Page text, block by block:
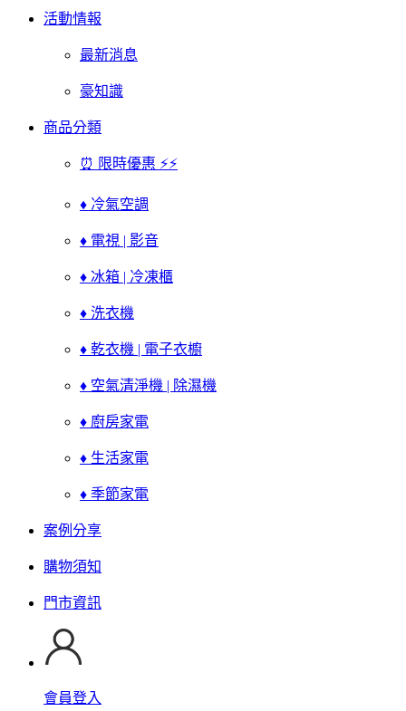
活動情報
最新消息
豪知識
商品分類
⏰ 限時優惠 ⚡⚡
♦ 冷氣空調
♦ 電視 | 影音
♦ 冰箱 | 冷凍櫃
♦ 洗衣機
♦ 乾衣機 | 電子衣櫥
♦ 空氣清淨機 | 除濕機
♦ 廚房家電
♦ 生活家電
♦ 季節家電
案例分享
購物須知
門市資訊
會員登入